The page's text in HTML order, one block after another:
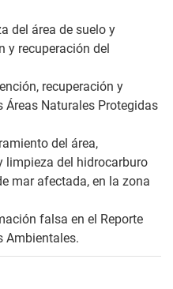
del área de suelo y
y recuperación del
recuperación y
Naturales Protegidas
del área,
limpieza del hidrocarburo
mar afectada, en la zona
falsa en el Reporte
Ambientales.